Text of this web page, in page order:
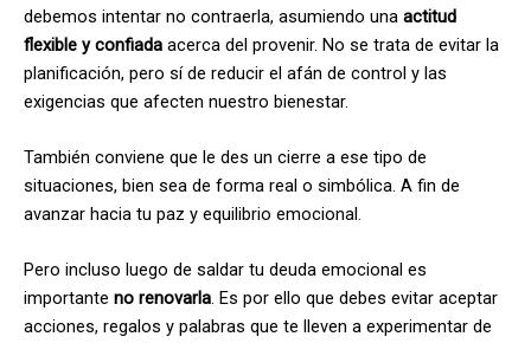
debemos intentar no contraerla, asumiendo una actitud
flexible y confiada acerca del provenir. No se trata de evitar la
planificación, pero sí de reducir el afán de control y las
exigencias que afecten nuestro bienestar.
También conviene que le des un cierre a ese tipo de
situaciones, bien sea de forma real o simbólica. A fin de
avanzar hacia tu paz y equilibrio emocional.
Pero incluso luego de saldar tu deuda emocional es
importante no renovarla. Es por ello que debes evitar aceptar
acciones, regalos y palabras que te lleven a experimentar de